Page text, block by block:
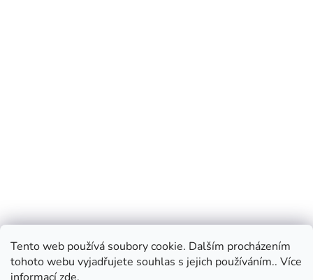
Tento web používá soubory cookie. Dalším procházením
tohoto webu vyjadřujete souhlas s jejich používáním.. Více